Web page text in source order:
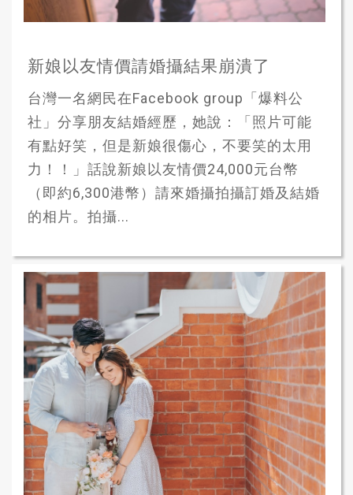
新娘以友情價請婚攝結果崩潰了
台灣一名網民在Facebook group「爆料公
社」分享朋友結婚經歷，她說：「照片可能
有點好笑，但是新娘很傷心，不要笑的太用
力！！」話說新娘以友情價24,000元台幣
（即約6,300港幣）請來婚攝拍攝訂婚及結婚
的相片。拍攝...